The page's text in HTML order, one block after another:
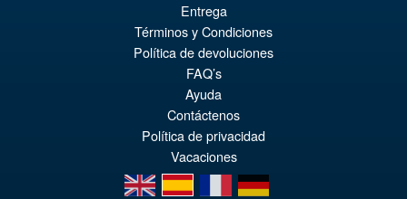
Entrega
Términos y Condiciones
Política de devoluciones
FAQ’s
Ayuda
Contáctenos
Política de privacidad
Vacaciones
en
es fr de